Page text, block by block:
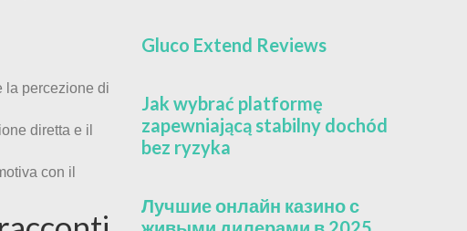
la percezione di
diretta e il
con il
Gluco Extend Reviews
Jak wybrać platformę
zapewniającą stabilny dochód
bez ryzyka
Лучшие онлайн казино с